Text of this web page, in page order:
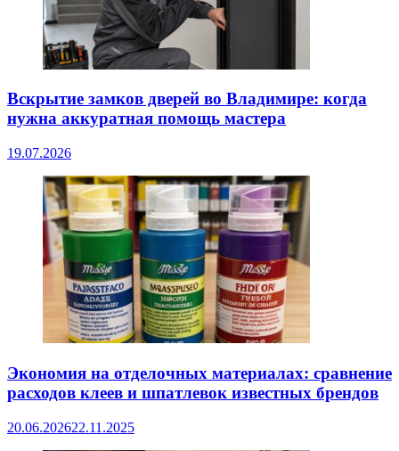
Вскрытие замков дверей во Владимире: когда
нужна аккуратная помощь мастера
19.07.2026
Экономия на отделочных материалах: сравнение
расходов клеев и шпатлевок известных брендов
20.06.202622.11.2025